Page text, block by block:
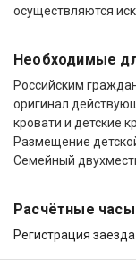
осуществляются
Необходимые
Российским
оригинал
кровати и детские
Размещение
Семейный
Расчётные часы
Регистрация